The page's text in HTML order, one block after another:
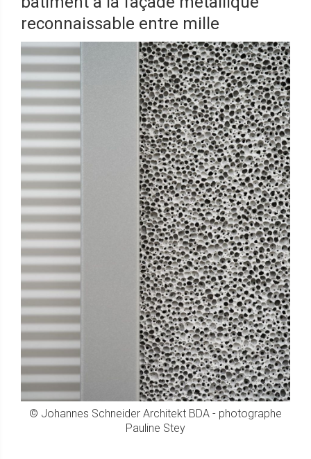
reconnaissable entre mille
© Johannes Schneider Architekt BDA - photographe
Pauline Stey